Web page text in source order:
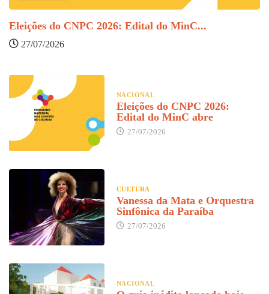
Eleições do CNPC 2026: Edital do MinC...
27/07/2026
NACIONAL
Eleições do CNPC 2026:
Edital do MinC abre
27/07/2026
CULTURA
Vanessa da Mata e Orquestra
Sinfônica da Paraíba
27/07/2026
NACIONAL